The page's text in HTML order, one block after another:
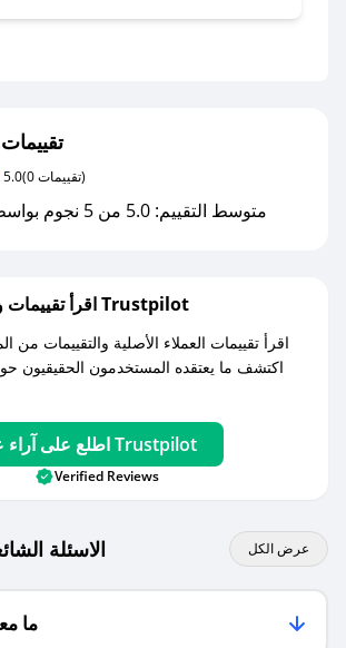
مع صحصح، تسوق بذكاء ووفّر على كل
5.0 (0 تقييمات)
متوسط التقييم: 5.0 من 5 نجوم بواسطة 0 مستخدمين
اقرأ تقييمات واراء العملاء على Trustpilot
اقرأ تقييمات العملاء الأصلية والتقييمات من
اكتشف ما يعتقده المستخدمون الحقيقيون
اطلع على آراء عملائنا على Trustpilot
Verified Reviews
الاسئلة عرض الكل
ما